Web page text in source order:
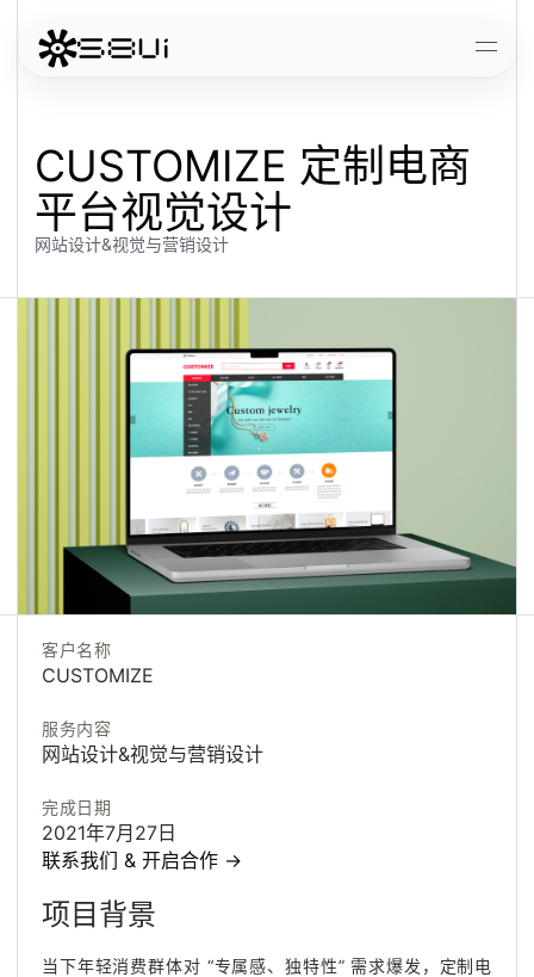
CUSTOMIZE 定制电商
平台视觉设计
网站设计&视觉与营销设计
客户名称
CUSTOMIZE
服务内容
网站设计&视觉与营销设计
完成日期
2021年7月27日
联系我们 & 开启合作
联系我们 & 开启合作 →
项目背景
当下年轻消费群体对 “专属感、独特性” 需求爆发，定制电